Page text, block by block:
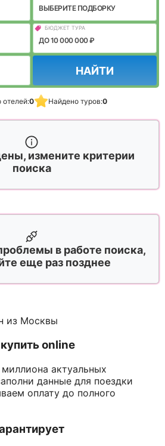
ВЫБЕРИТЕ ПОДБОРКУ
БЮДЖЕТ ТУРА
ДО 10 000 000 ₽
НАЙТИ
отелей:0 Найдено туров:0
измените критерии
поиска
в работе поиска,
еще раз позднее
из Москвы
online
актуальных
данные для поездки
оплату до полного